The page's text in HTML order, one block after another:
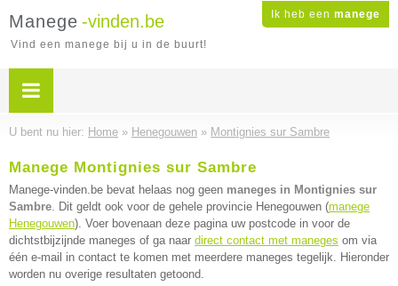
Ik heb een manege
Manege -vinden.be
Vind een manege bij u in de buurt!
U bent nu hier: Home » Henegouwen » Montignies sur Sambre
Manege Montignies sur Sambre
Manege-vinden.be bevat helaas nog geen maneges in Montignies sur
Sambre. Dit geldt ook voor de gehele provincie Henegouwen (manege
Henegouwen). Voer bovenaan deze pagina uw postcode in voor de
dichtstbijzijnde maneges of ga naar direct contact met maneges om via
één e-mail in contact te komen met meerdere maneges tegelijk. Hieronder
worden nu overige resultaten getoond.